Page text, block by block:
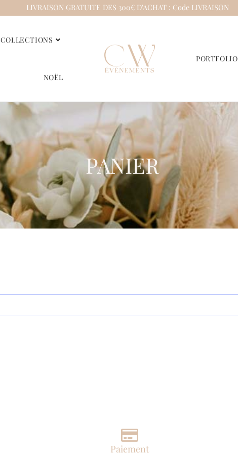
LIVRAISON GRATUITE DES 300€ D'ACHAT : Code LIVRAISON
COLLECTIONS
NOËL
PORTFOLIO
PANIER
Paiement